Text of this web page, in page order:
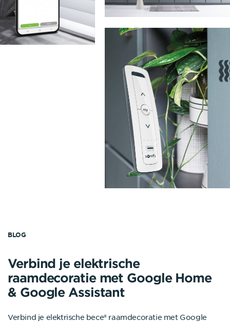
BLOG
Verbind je elektrische
raamdecoratie met Google Home
& Google Assistant
Verbind je elektrische bece® raamdecoratie met Google